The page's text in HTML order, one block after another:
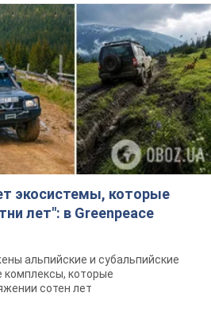
экосистемы, которые
лет": в Greenpeace
альпийские и субальпийские
комплексы, которые
сотен лет